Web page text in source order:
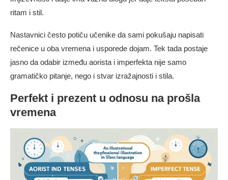
ritam i stil.
Nastavnici često potiču učenike da sami pokušaju napisati
rečenice u oba vremena i usporede dojam. Tek tada postaje
jasno da odabir između aorista i imperfekta nije samo
gramatičko pitanje, nego i stvar izražajnosti i stila.
Perfekt i prezent u odnosu na prošla
vremena